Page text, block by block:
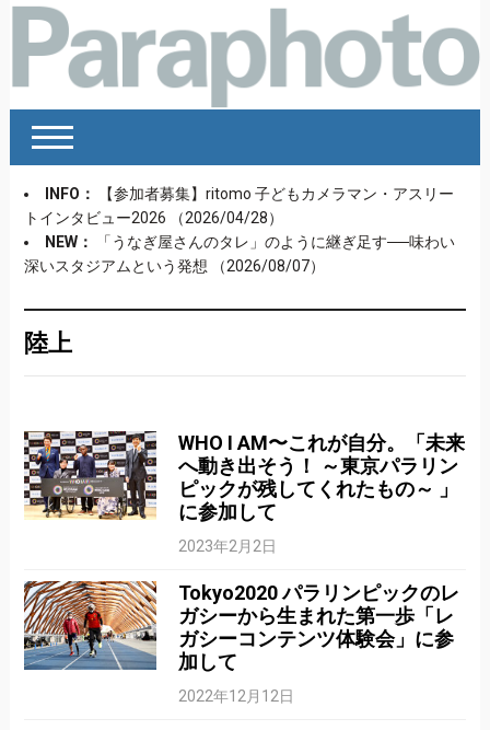
INFO：
【参加者募集】ritomo 子どもカメラマン・アスリー
トインタビュー2026
（2026/04/28）
NEW：
「うなぎ屋さんのタレ」のように継ぎ足す──味わい
深いスタジアムという発想
（2026/08/07）
陸上
WHO I AM〜これが自分。「未来
へ動き出そう！ ～東京パラリン
ピックが残してくれたもの～ 」
に参加して
2023年2月2日
Tokyo2020 パラリンピックのレ
ガシーから生まれた第一歩「レ
ガシーコンテンツ体験会」に参
加して
2022年12月12日